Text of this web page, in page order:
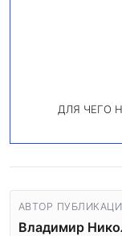
ДЛЯ ЧЕГО
АВТОР
Владимир